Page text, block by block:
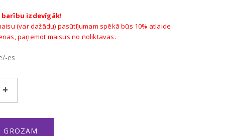
izdevīgāk!
(var dažādu) pasūtījumam spēkā būs 10% atlaide
paņemot maisus no noliktavas.
es
GROZAM